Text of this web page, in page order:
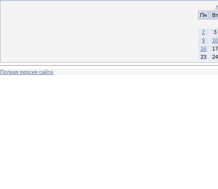
«
Пн
Вт
2
3
9
10
16
17
23
24
Полная версия сайта